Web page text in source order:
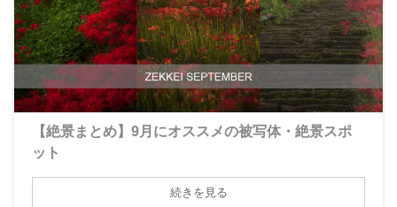
【絶景まとめ】9月にオススメの被写体・絶景スポ
ット
続きを見る